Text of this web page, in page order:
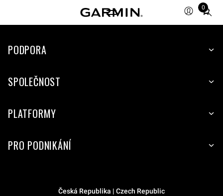
0
Total
items
cart:
PODPORA
SPOLEČNOST
PLATFORMY
PRO PODNIKÁNÍ
Česká Republika | Czech Republic